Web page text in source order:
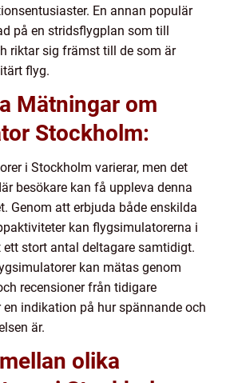
En annan populär
på en stridsflygplan som till
riktar sig främst till de som är
flyg.
Mätningar om
Stockholm:
i Stockholm varierar, men det
besökare kan få uppleva denna
Genom att erbjuda både enskilda
kan flygsimulatorerna i
stort antal deltagare samtidigt.
kan mätas genom
recensioner från tidigare
en indikation på hur spännande och
är.
olika